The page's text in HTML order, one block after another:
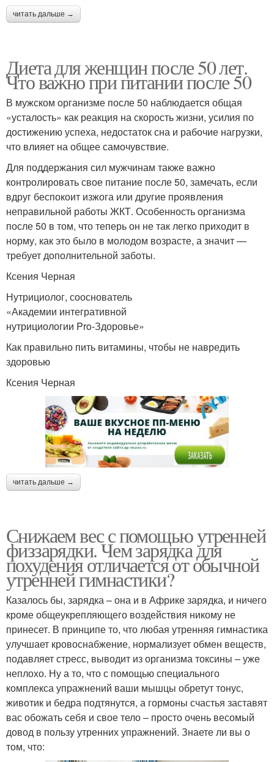
читать дальше →
Диета для женщин после 50 лет.
Что важно при питании после 50
В мужском организме после 50 наблюдается общая
«усталость» как реакция на скорость жизни, усилия по
достижению успеха, недостаток сна и рабочие нагрузки,
что влияет на общее самочувствие.
Для поддержания сил мужчинам также важно
контролировать свое питание после 50, замечать, если
вдруг беспокоит изжога или другие проявления
неправильной работы ЖКТ. Особенность организма
после 50 в том, что теперь он не так легко приходит в
норму, как это было в молодом возрасте, а значит —
требует дополнительной заботы.
Ксения Черная
Нутрициолог, сооснователь
«Академии интегративной
нутрициологии Pro-Здоровье»
Как правильно пить витамины, чтобы не навредить
здоровью
Ксения Черная
читать дальше →
Снижаем вес с помощью утренней
физзарядки. Чем зарядка для
похудения отличается от обычной
утренней гимнастики?
Казалось бы, зарядка – она и в Африке зарядка, и ничего
кроме общеукрепляющего воздействия никому не
принесет. В принципе то, что любая утренняя гимнастика
улучшает кровоснабжение, нормализует обмен веществ,
подавляет стресс, выводит из организма токсины – уже
неплохо. Ну а то, что с помощью специального
комплекса упражнений ваши мышцы обретут тонус,
животик и бедра подтянутся, а гормоны счастья заставят
вас обожать себя и свое тело – просто очень весомый
довод в пользу утренних упражнений. Знаете ли вы о
том, что: